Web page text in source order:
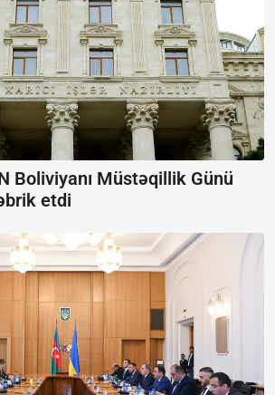
Boliviyanı Müstəqillik Günü
etdi